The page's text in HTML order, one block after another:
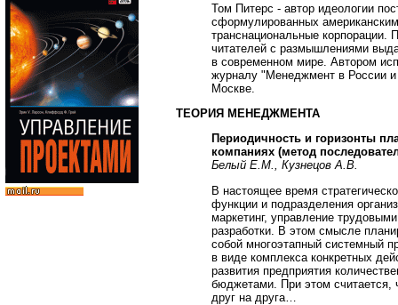
Том Питерс - автор идеологии
сформулированных
транснациональные корпорации.
читателей с размышлениями
в современном мире. Автором
журналу "Менеджмент в России
Москве.
ТЕОРИЯ МЕНЕДЖМЕНТА
Периодичность и горизонты
компаниях (метод
Белый Е.М., Кузнецов А.В.
В настоящее время
функции и подразделения
маркетинг, управление
разработки. В этом смысле
собой многоэтапный системный
в виде комплекса конкретных
развития предприятия
бюджетами. При этом считается,
друг на друга…